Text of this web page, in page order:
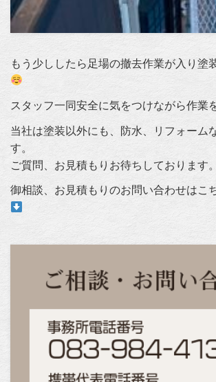
もう少ししたら足場の撤去作業が入り塗
スタッフ一同安全に気をつけながら作業
当社は塗装以外にも、防水、リフォーム
す。
ご質問、お見積もりお待ちしております。
御相談、お見積もりのお問い合わせはこ